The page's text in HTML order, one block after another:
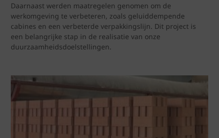
Daarnaast werden maatregelen genomen om de
werkomgeving te verbeteren, zoals geluiddempende
cabines en een verbeterde verpakkingslijn. Dit project is
een belangrijke stap in de realisatie van onze
duurzaamheidsdoelstellingen.